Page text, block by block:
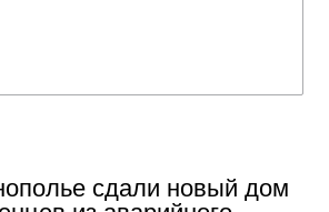
сдали новый дом